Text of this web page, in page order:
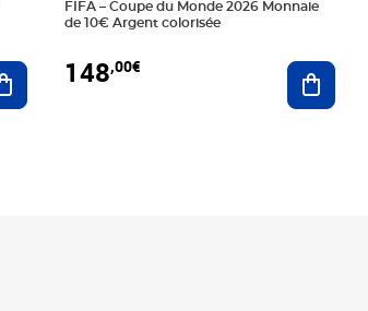
Ajouter au panier
FIFA – Coupe du Monde 2026 Monnaie
de 10€ Argent colorisée
148,00€